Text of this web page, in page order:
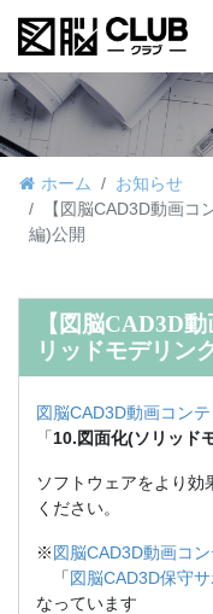
ホーム
お知らせ
【図脳CAD3D動画
編)公開
【図脳CAD3D
リッドモデリン
図脳CAD3D動画コン
「10.図面化(ソリッド
ソフトウェアをより効
ください。
※図脳CAD3D動画コ
「図脳CAD3D保守サ
なっています